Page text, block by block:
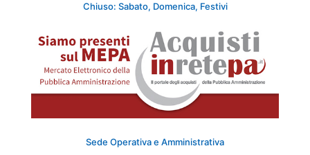
Chiuso: Sabato, Domenica, Festivi
Sede Operativa e Amministrativa